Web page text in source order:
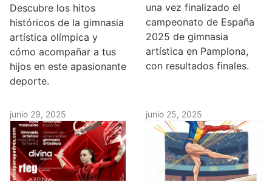
Descubre los hitos
históricos de la gimnasia
artística olímpica y
cómo acompañar a tus
hijos en este apasionante
deporte.
una vez finalizado el
campeonato de España
2025 de gimnasia
artística en Pamplona,
con resultados finales.
junio 29, 2025 junio 25, 2025